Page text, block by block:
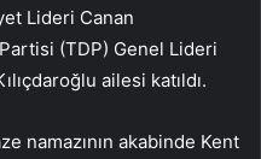
Lideri Canan
(TDP) Genel Lideri
ailesi katıldı.
namazının akabinde Kent